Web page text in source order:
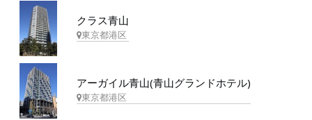
クラス青山
東京都港区
アーガイル青山(青山グランドホテル)
東京都港区